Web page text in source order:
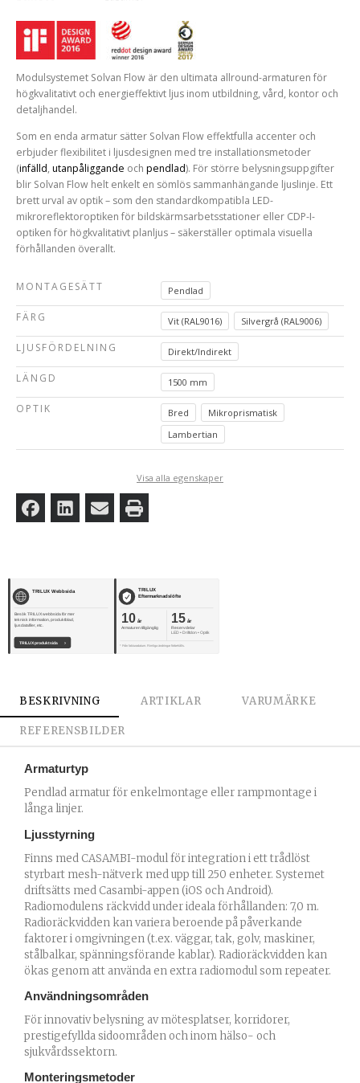
Modulsystemet Solvan Flow är den ultimata allround-armaturen för
högkvalitativt och energieffektivt ljus inom utbildning, vård, kontor och
detaljhandel.
Som en enda armatur sätter Solvan Flow effektfulla accenter och
erbjuder flexibilitet i ljusdesignen med tre installationsmetoder
(infälld, utanpåliggande och pendlad). För större belysningsuppgifter
blir Solvan Flow helt enkelt en sömlös sammanhängande ljuslinje. Ett
brett urval av optik – som den standardkompatibla LED-
mikroreflektoroptiken för bildskärmsarbetsstationer eller CDP-I-
optiken för högkvalitativt planljus – säkerställer optimala visuella
förhållanden överallt.
MONTAGESÄTT Pendlad
FÄRG Vit (RAL9016) Silvergrå (RAL9006)
LJUSFÖRDELNING Direkt/Indirekt
LÄNGD 1500 mm
OPTIK Bred
Mikroprismatisk
Lambertian
Visa alla egenskaper
TRILUX Webbsida
Besök TRILUX webbsida för mer
teknisk information, produktblad,
ljusdatafiler, etc.
›
TRILUX produktsida
TRILUX
Eftermarknadslöfte
10 år
Armaturen tillgänglig
15 år
Reservdelar
LED • Driftdon • Optik
* Från fakturadatum. Rimliga ändringar förbehålls.
BESKRIVNING ARTIKLAR VARUMÄRKE
REFERENSBILDER
Armaturtyp
Pendlad armatur för enkelmontage eller rampmontage i
långa linjer.
Ljusstyrning
Finns med CASAMBI-modul för integration i ett trådlöst
styrbart mesh-nätverk med upp till 250 enheter. Systemet
driftsätts med Casambi-appen (iOS och Android).
Radiomodulens räckvidd under ideala förhållanden: 7,0 m.
Radioräckvidden kan variera beroende på påverkande
faktorer i omgivningen (t.ex. väggar, tak, golv, maskiner,
stålbalkar, spänningsförande kablar). Radioräckvidden kan
ökas genom att använda en extra radiomodul som repeater.
Användningsområden
För innovativ belysning av mötesplatser, korridorer,
prestigefyllda sidoområden och inom hälso- och
sjukvårdssektorn.
Monteringsmetoder